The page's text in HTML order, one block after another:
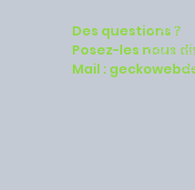
Des questions ?
Posez-les nous
Mail :
Paris,